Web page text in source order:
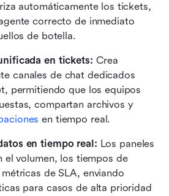
automáticamente los tickets,
correcto de inmediato
de botella.
en tickets: Crea
canales de chat dedicados
permitiendo que los equipos
compartan archivos y
en tiempo real.
en tiempo real: Los paneles
el volumen, los tiempos de
de SLA, enviando
para casos de alta prioridad